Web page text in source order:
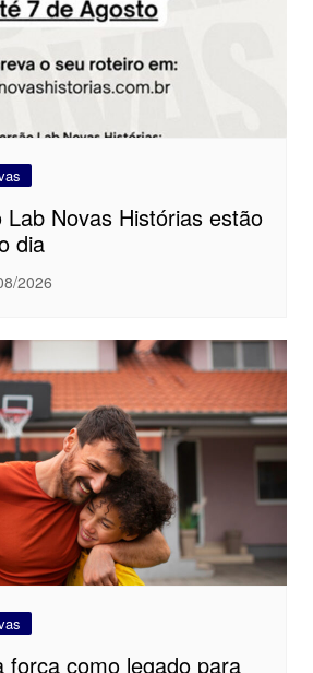
Lab Novas Histórias estão
dia
2026
força como legado para